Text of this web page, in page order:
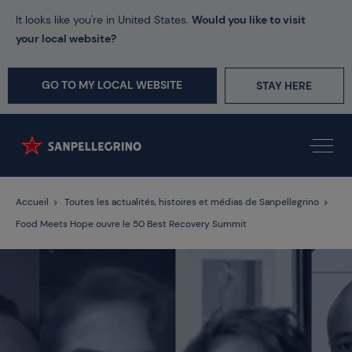
It looks like you're in United States. Would you like to visit
your local website?
GO TO MY LOCAL WEBSITE STAY HERE
Accueil
Toutes les actualités, histoires et médias de Sanpellegrino
Food Meets Hope ouvre le 50 Best Recovery Summit